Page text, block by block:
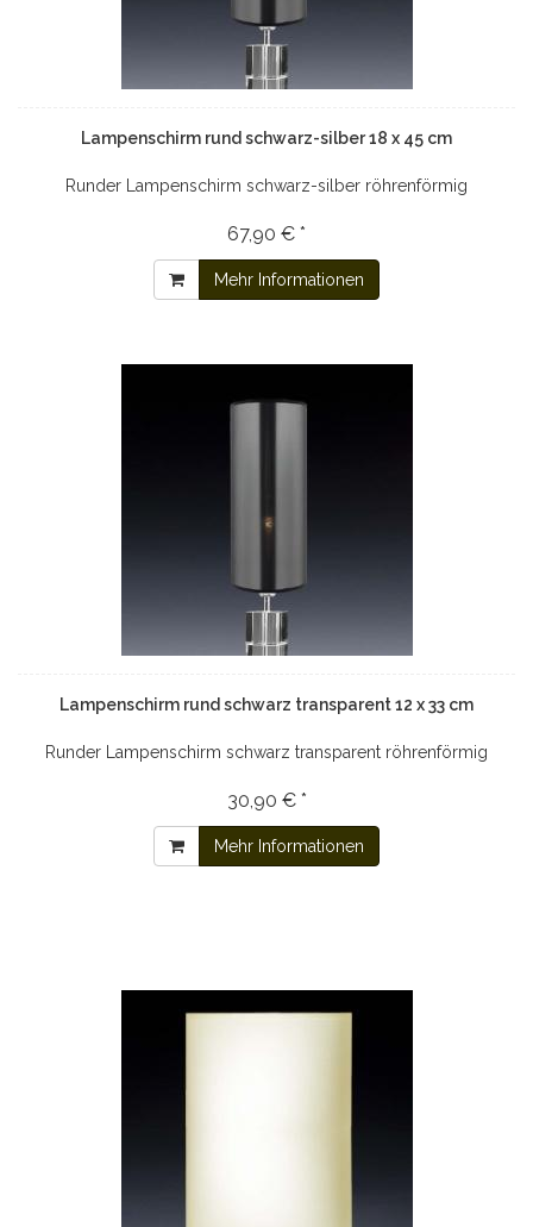
Lampenschirm rund schwarz-silber 18 x 45 cm
Runder Lampenschirm schwarz-silber röhrenförmig
67,90 € *
Mehr Informationen
Lampenschirm rund schwarz transparent 12 x 33 cm
Runder Lampenschirm schwarz transparent röhrenförmig
30,90 € *
Mehr Informationen